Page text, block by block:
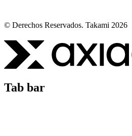
© Derechos Reservados. Takami 2026
Tab bar